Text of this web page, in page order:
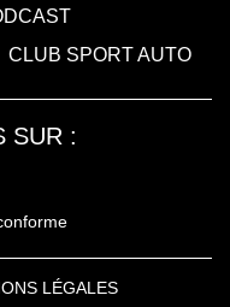
CLUB SPORT AUTO
SUR :
LÉGALES